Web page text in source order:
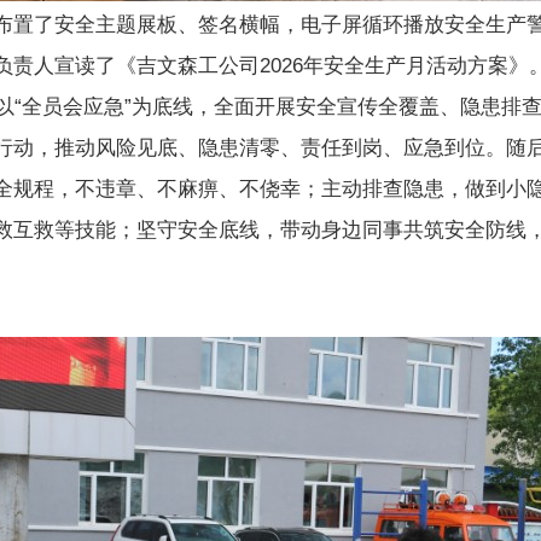
了安全主题展板、签名横幅，电子屏循环播放安全生产
人宣读了《吉文森工公司2026年安全生产月活动方案》
“全员会应急”为底线，全面开展安全宣传全覆盖、隐患排
，推动风险见底、隐患清零、责任到岗、应急到位。随
程，不违章、不麻痹、不侥幸；主动排查隐患，做到小
救等技能；坚守安全底线，带动身边同事共筑安全防线